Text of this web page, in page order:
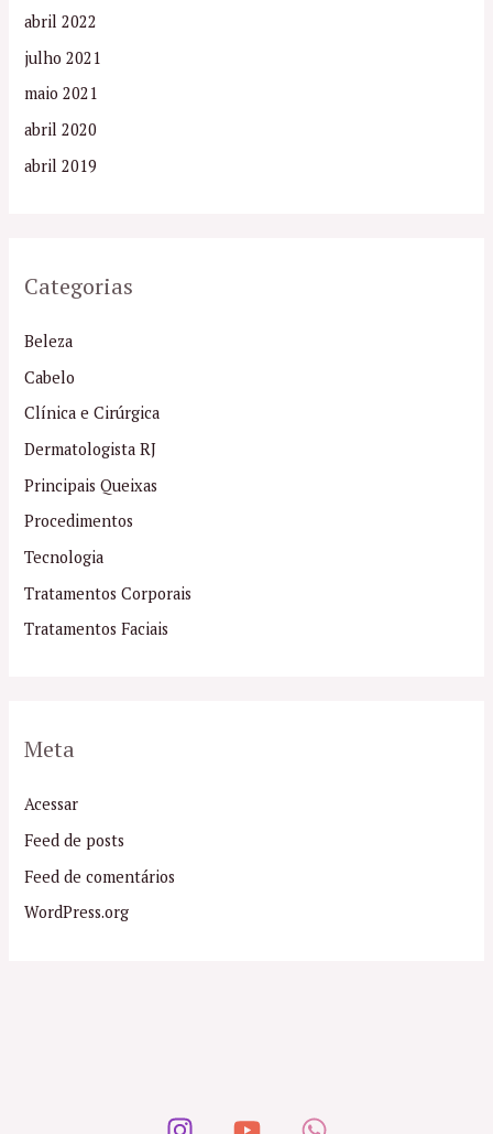
abril 2022
julho 2021
maio 2021
abril 2020
abril 2019
Categorias
Beleza
Cabelo
Clínica e Cirúrgica
Dermatologista RJ
Principais Queixas
Procedimentos
Tecnologia
Tratamentos Corporais
Tratamentos Faciais
Meta
Acessar
Feed de posts
Feed de comentários
WordPress.org